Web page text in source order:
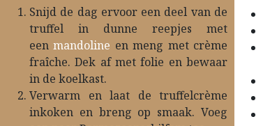
Snijd de dag ervoor een deel van de
truffel in dunne reepjes met
eenmandoline en meng met crème
fraîche. Dek af met folie en bewaar
in de koelkast.
Verwarm en laat de truffelcrème
inkoken en breng op smaak. Voeg